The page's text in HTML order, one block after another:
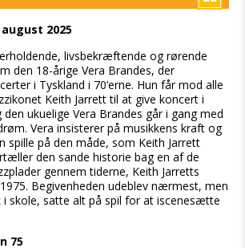
august 2025
livsbekræftende og rørende
den 18-årige Vera Brandes, der
i Tyskland i 70’erne. Hun får mod alle
Keith Jarrett til at give koncert i
ukuelige Vera Brandes går i gang med
Vera insisterer på musikkens kraft og
spille på den måde, som Keith Jarrett
den sande historie bag en af de
gennem tiderne, Keith Jarretts
Begivenheden udeblev nærmest, men
i skole, satte alt på spil for at iscenesætte
75